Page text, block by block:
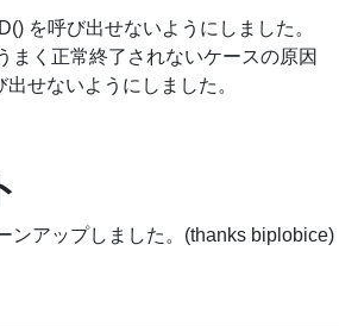
を呼び出せないようにしました。
まく正常終了されないケースの原因
せないようにしました。
ンアップしました。(thanks biplobice)